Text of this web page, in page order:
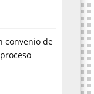
convenio de